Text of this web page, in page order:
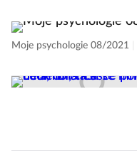
Moje psychologie 08/2021